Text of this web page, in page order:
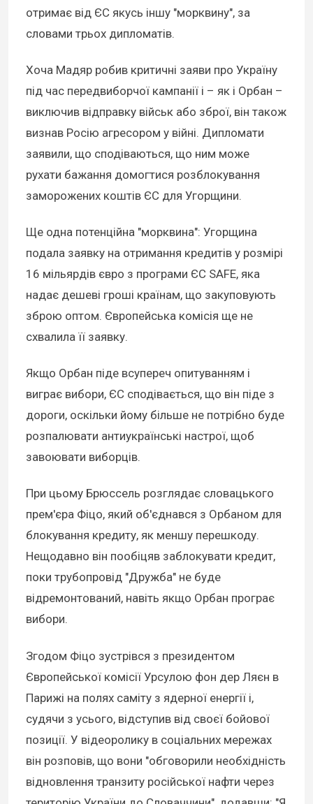
отримає від ЄС якусь іншу "морквину", за
словами трьох дипломатів.
Хоча Мадяр робив критичні заяви про Україну
під час передвиборчої кампанії і – як і Орбан –
виключив відправку військ або зброї, він також
визнав Росію агресором у війні. Дипломати
заявили, що сподіваються, що ним може
рухати бажання домогтися розблокування
заморожених коштів ЄС для Угорщини.
Ще одна потенційна "морквина": Угорщина
подала заявку на отримання кредитів у розмірі
16 мільярдів євро з програми ЄС SAFE, яка
надає дешеві гроші країнам, що закуповують
зброю оптом. Європейська комісія ще не
схвалила її заявку.
Якщо Орбан піде всупереч опитуванням і
виграє вибори, ЄС сподівається, що він піде з
дороги, оскільки йому більше не потрібно буде
розпалювати антиукраїнські настрої, щоб
завоювати виборців.
При цьому Брюссель розглядає словацького
прем'єра Фіцо, який об'єднався з Орбаном для
блокування кредиту, як меншу перешкоду.
Нещодавно він пообіцяв заблокувати кредит,
поки трубопровід "Дружба" не буде
відремонтований, навіть якщо Орбан програє
вибори.
Згодом Фіцо зустрівся з президентом
Європейської комісії Урсулою фон дер Ляєн в
Парижі на полях саміту з ядерної енергії і,
судячи з усього, відступив від своєї бойової
позиції. У відеоролику в соціальних мережах
він розповів, що вони "обговорили необхідність
відновлення транзиту російської нафти через